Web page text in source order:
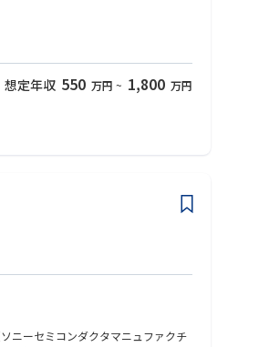
客対応を含む技術系業務、ラインの
想定年収 550 万円 ~ 1,800 万円
ニーセミコンダクタマニュファクチ